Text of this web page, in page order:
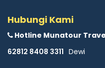
Hubungi Kami
Hotline Munatour
62812 8408 3311 Dewi